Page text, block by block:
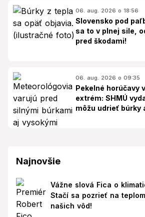
06. aug. 2026 o 18:56
Slovensko pod
sa to v plnej sile,
pred škodami!
06. aug. 2026 o 09:35
Pekelné horúčavy
extrém: SHMÚ
môžu udrieť búrky
Najnovšie
Vážne slová Fica o
Stačí sa pozrieť na
našich vôd!